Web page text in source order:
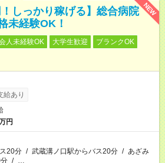
NEW
！しっかり稼げる】総合病院
未経験OK！
人未経験OK 大学生歓迎
ブランクOK
給あり
円
20分 / 武蔵溝ノ口駅からバス20分 / あざみ
/ …